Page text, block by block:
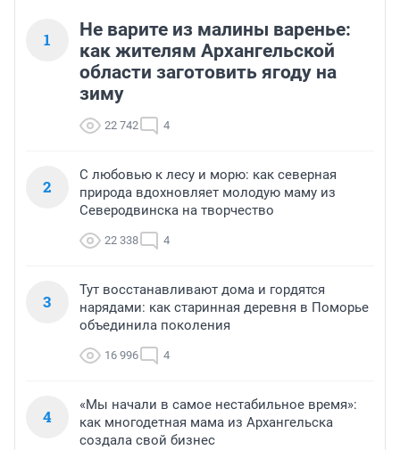
1
Не варите из малины варенье:
как жителям Архангельской
области заготовить ягоду на
зиму
22 742 4
2
С любовью к лесу и морю: как северная
природа вдохновляет молодую маму из
Северодвинска на творчество
22 338 4
3
Тут восстанавливают дома и гордятся
нарядами: как старинная деревня в Поморье
объединила поколения
16 996 4
4
«Мы начали в самое нестабильное время»:
как многодетная мама из Архангельска
создала свой бизнес